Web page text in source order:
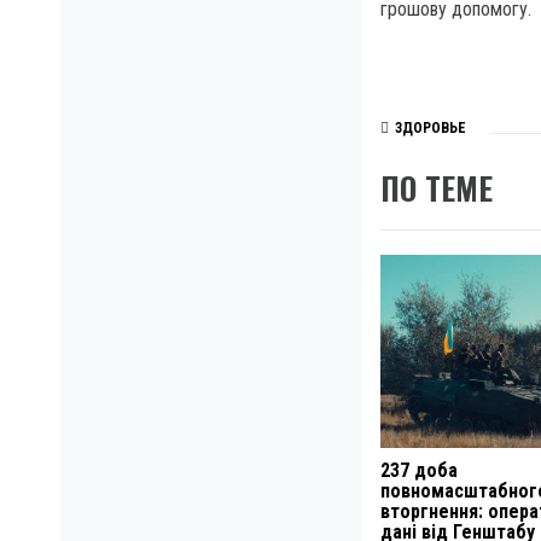
грошову допомогу.
ЗДОРОВЬЕ
ПО ТЕМЕ
237 доба
вторгнення:
дані від Генштабу